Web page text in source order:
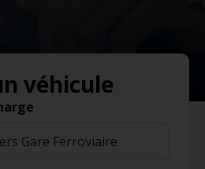
véhicule